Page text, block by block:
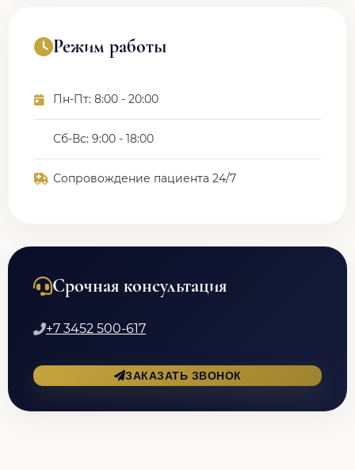
Режим работы
Пн-Пт: 8:00 - 20:00
Сб-Вс: 9:00 - 18:00
Сопровождение пациента 24/7
Срочная консультация
+7 3452 500-617
ЗАКАЗАТЬ ЗВОНОК